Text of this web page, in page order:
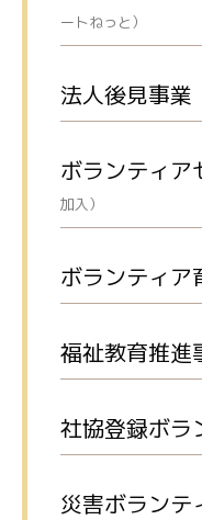
ートねっと）
法人後見事業
ボランティア
加入）
ボランティア
福祉教育推進
社協登録ボラ
災害ボランテ